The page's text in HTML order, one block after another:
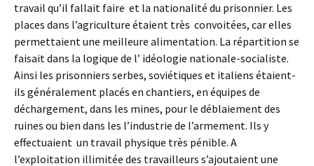
travail qu’il fallait faire et la nationalité du prisonnier. Les
places dans l’agriculture étaient très convoitées, car elles
permettaient une meilleure alimentation. La répartition se
faisait dans la logique de l’ idéologie nationale-socialiste.
Ainsi les prisonniers serbes, soviétiques et italiens étaient-
ils généralement placés en chantiers, en équipes de
déchargement, dans les mines, pour le déblaiement des
ruines ou bien dans les l’industrie de l’armement. Ils y
effectuaient un travail physique très pénible. A
l’exploitation illimitée des travailleurs s’ajoutaient une